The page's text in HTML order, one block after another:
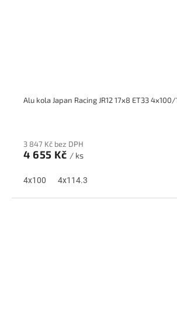
Alu kola Japan Racing JR12 17x8 ET33
3 847 Kč bez DPH
4 655 Kč / ks
4x100 4x114.3